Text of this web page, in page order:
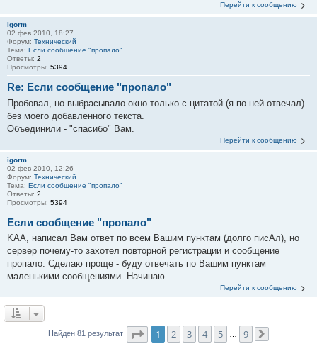
Перейти к сообщению
igorm
02 фев 2010, 18:27
Форум: Технический
Тема: Если сообщение "пропало"
Ответы: 2
Просмотры: 5394
Re: Если сообщение "пропало"
Пробовал, но выбрасывало окно только с цитатой (я по ней отвечал)
без моего добавленного текста.
Объединили - "спасибо" Вам.
Перейти к сообщению
igorm
02 фев 2010, 12:26
Форум: Технический
Тема: Если сообщение "пропало"
Ответы: 2
Просмотры: 5394
Если сообщение "пропало"
KAA, написал Вам ответ по всем Вашим пунктам (долго писАл), но
сервер почему-то захотел повторной регистрации и сообщение
пропало. Сделаю проще - буду отвечать по Вашим пунктам
маленькими сообщениями. Начинаю
Перейти к сообщению
Найден 81 результат Страница1 из
1 2 3 4 5 9